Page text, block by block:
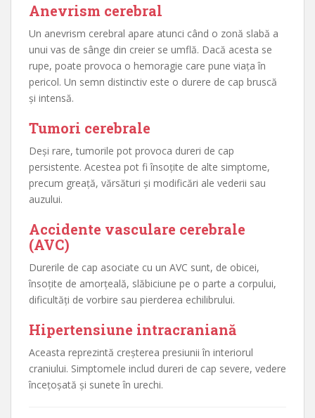
Anevrism cerebral
Un anevrism cerebral apare atunci când o zonă slabă a
unui vas de sânge din creier se umflă. Dacă acesta se
rupe, poate provoca o hemoragie care pune viața în
pericol. Un semn distinctiv este o durere de cap bruscă
și intensă.
Tumori cerebrale
Deși rare, tumorile pot provoca dureri de cap
persistente. Acestea pot fi însoțite de alte simptome,
precum greață, vărsături și modificări ale vederii sau
auzului.
Accidente vasculare cerebrale
(AVC)
Durerile de cap asociate cu un AVC sunt, de obicei,
însoțite de amorțeală, slăbiciune pe o parte a corpului,
dificultăți de vorbire sau pierderea echilibrului.
Hipertensiune intracraniană
Aceasta reprezintă creșterea presiunii în interiorul
craniului. Simptomele includ dureri de cap severe, vedere
încețoșată și sunete în urechi.